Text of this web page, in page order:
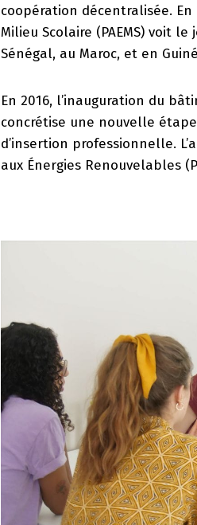
coopération décentralisée. En
Milieu Scolaire (PAEMS) voit le
Sénégal, au Maroc, et en
En 2016, l’inauguration du
concrétise une nouvelle
d’insertion professionnelle.
aux Énergies Renouvelables